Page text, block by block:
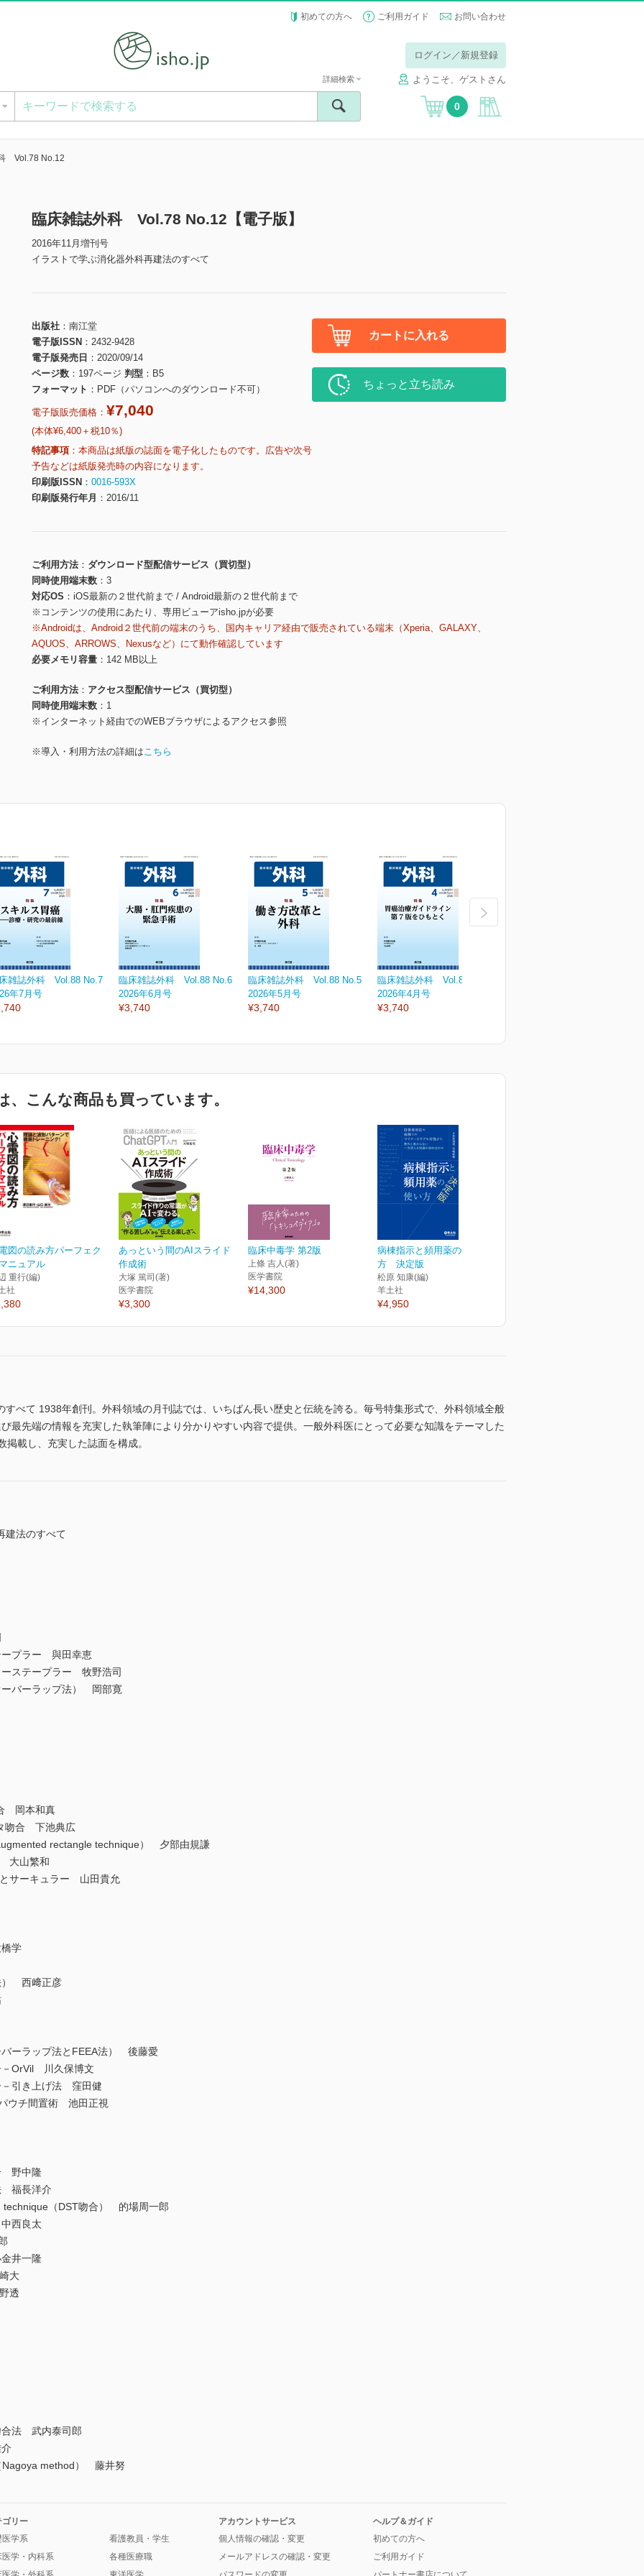
初めての方へ ご利用ガイド お問い合わせ
ログイン／新規登録
ようこそ、ゲストさん
詳細検索
0
Vol.78 No.12
臨床雑誌外科 Vol.78 No.12【電子版】
2016年11月増刊号
イラストで学ぶ消化器外科再建法のすべて
出版社
南江堂
電子版ISSN
2432-9428
電子版発売日
2020/09/14
ページ数
197ページ 判型
B5
フォーマット
PDF（パソコンへのダウンロード不可）
電子版販売価格： ¥7,040
(本体¥6,400＋税10％)
特記事項
本商品は紙版の誌面を電子化したものです。広告や次号
予告などは紙版発売時の内容になります。
印刷版ISSN
0016-593X
印刷版発行年月
2016/11
カートに入れる
ちょっと立ち読み
ご利用方法
ダウンロード型配信サービス（買切型）
同時使用端末数
3
対応OS
iOS最新の２世代前まで / Android最新の２世代前まで
※コンテンツの使用にあたり、専用ビューアisho.jpが必要
※Androidは、Android２世代前の端末のうち、国内キャリア経由で販売されている端末（Xperia、GALAXY、
AQUOS、ARROWS、Nexusなど）にて動作確認しています
必要メモリ容量
142 MB以上
ご利用方法
アクセス型配信サービス（買切型）
同時使用端末数
1
※インターネット経由でのWEBブラウザによるアクセス参照
※導入・利用方法の詳細はこちら
雑誌外科 Vol.88 No.7
年7月号
臨床雑誌外科 Vol.88 No.6
2026年6月号
¥3,740
臨床雑誌外科 Vol.88 No.5
2026年5月号
¥3,740
臨床雑誌外科 Vol.88 No.4
2026年4月号
¥3,740
、こんな商品も買っています。
図の読み方パーフェク
ニュアル
重行(編)
社
あっという間のAIスライド
作成術
大塚 篤司(著)
医学書院
¥3,300
臨床中毒学 第2版
上條 吉人(著)
医学書院
¥14,300
病棟指示と頻用薬の使い
方 決定版
松原 知康(編)
羊土社
¥4,950
すべて 1938年創刊。外科領域の月刊誌では、いちばん長い歴史と伝統を誇る。毎号特集形式で、外科領域全般
最先端の情報を充実した執筆陣により分かりやすい内容で提供。一般外科医にとって必要な知識をテーマした
載し、充実した誌面を構成。
建法のすべて
プラー 與田幸恵
ステープラー 牧野浩司
バーラップ法） 岡部寛
岡本和真
吻合 下池典広
rectangle technique） 夕部由規謙
山繁和
サーキュラー 山田貴允
学
西﨑正彦
ラップ法とFEEA法） 後藤愛
OrVil 川久保博文
引き上げ法 窪田健
チ間置術 池田正視
野中隆
福長洋介
（DST吻合） 的場周一郎
西良太
井一隆
大
透
法 武内泰司郎
method） 藤井努
ゴリー
医学系
医学・内科系
看護教員・学生
各種医療職
アカウントサービス
個人情報の確認・変更
メールアドレスの確認・変更
ヘルプ＆ガイド
初めての方へ
ご利用ガイド